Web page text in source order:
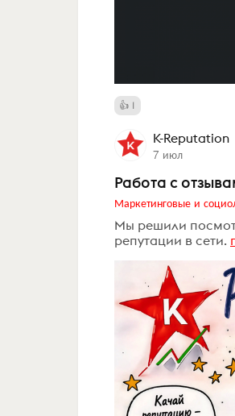
1
K-Reputation
7 июл
Работа с
Маркетинговые и
Мы решили
репутации в сети.